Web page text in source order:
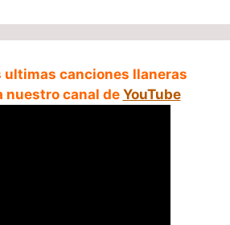
ultimas canciones llaneras
nuestro canal de YouTube